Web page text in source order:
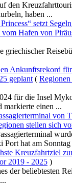
den
haben ...
setzt
Hafen von
griechischer
Ankunftsrekord
geplant (
für die Insel
markierte einen ...
von
stellen sich
Port hat am
Kreuzfahrtziel
2019 - 2025 )
der beliebtesten